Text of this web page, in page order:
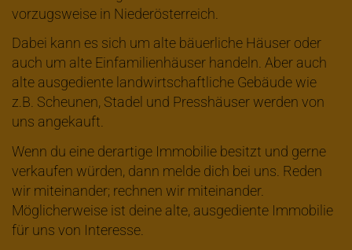
vorzugsweise in Niederösterreich.
Dabei kann es sich um alte bäuerliche Häuser oder
auch um alte Einfamilienhäuser handeln. Aber auch
alte ausgediente landwirtschaftliche Gebäude wie
z.B. Scheunen, Stadel und Presshäuser werden von
uns angekauft.
Wenn du eine derartige Immobilie besitzt und gerne
verkaufen würden, dann melde dich bei uns. Reden
wir miteinander; rechnen wir miteinander.
Möglicherweise ist deine alte, ausgediente Immobilie
für uns von Interesse.